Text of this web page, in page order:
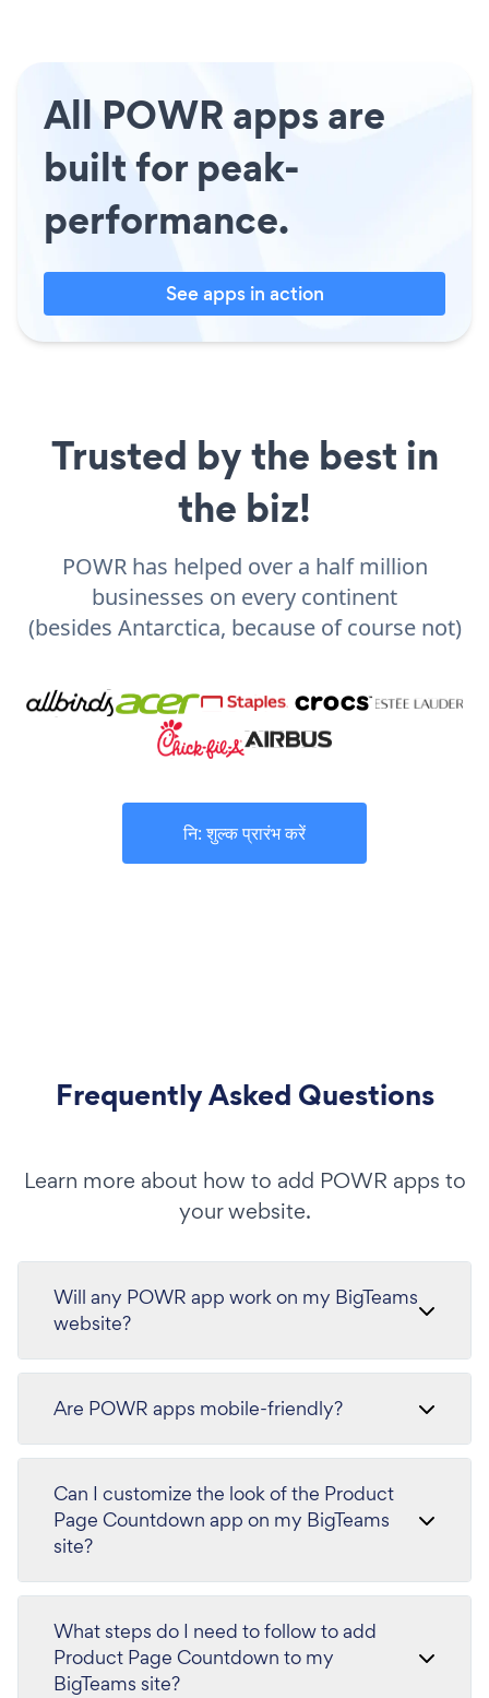
All POWR apps are
built for peak-
performance.
See apps in action
Trusted by the best in
the biz!
POWR has helped over a half million
businesses on every continent
(besides Antarctica, because of course not)
नि: शुल्क प्रारंभ करें
Frequently Asked Questions
Learn more about how to add POWR apps to
your website.
Will any POWR app work on my BigTeams
website?
Are POWR apps mobile-friendly?
Can I customize the look of the Product
Page Countdown app on my BigTeams
site?
What steps do I need to follow to add
Product Page Countdown to my
BigTeams site?